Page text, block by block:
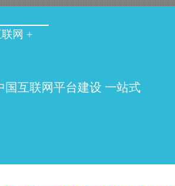
网 +
国互联网平台建设 一站式